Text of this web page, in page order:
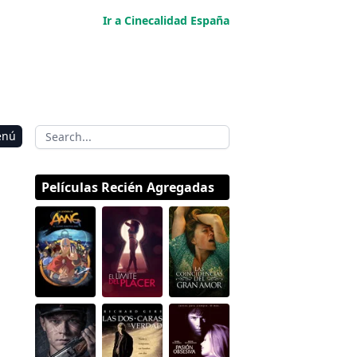
Ir a Cinecalidad España
Películas Recién Agregadas